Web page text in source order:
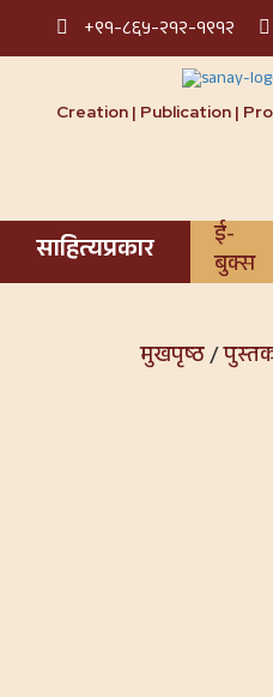
+९१-८६५-२१२-१९१२
Creation | Publication |
साहित्यप्रकार
ई-
बुक्स
मुखपृष्ठ/